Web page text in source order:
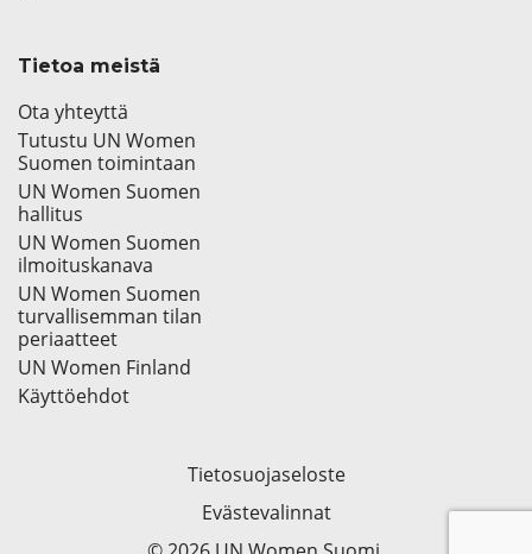
Tietoa meistä
Ota yhteyttä
Tutustu UN Women
Suomen toimintaan
UN Women Suomen
hallitus
UN Women Suomen
ilmoituskanava
UN Women Suomen
turvallisemman tilan
periaatteet
UN Women Finland
Käyttöehdot
Tietosuojaseloste
Evästevalinnat